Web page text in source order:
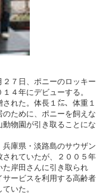
７日、ポニーのロッキー
４年にデビューする。
れた。体長１㍍、体重１
ために、ポニーを飼えな
物園が引き取ることにな
庫県・淡路島のサウザン
れていたが、２００５年
た岸田さんに引き取られ
ービスを利用する高齢者
いた。